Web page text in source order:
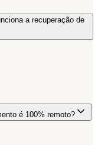
a recuperação de
é 100% remoto?